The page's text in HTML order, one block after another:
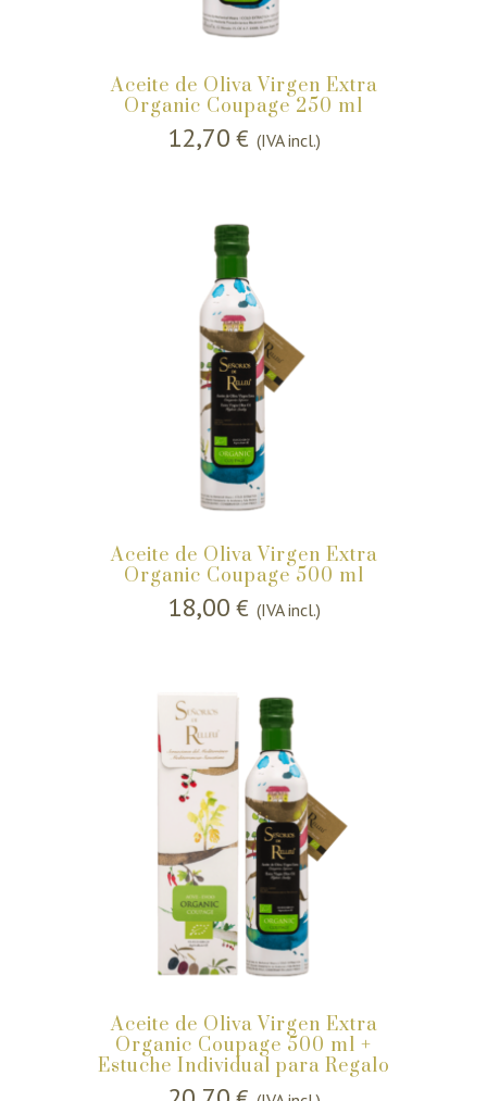
Aceite de Oliva Virgen Extra
Organic Coupage 250 ml
12,70 € (IVA incl.)
Aceite de Oliva Virgen Extra
Organic Coupage 500 ml
18,00 € (IVA incl.)
Aceite de Oliva Virgen Extra
Organic Coupage 500 ml +
Estuche Individual para Regalo